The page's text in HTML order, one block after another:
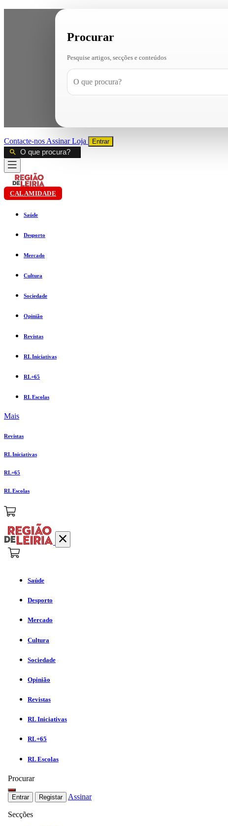
Procurar
Pesquise artigos, secções e conteúdos
Contacte-nos AssinarLoja Entrar
CALAMIDADE
Saúde
Desporto
Mercado
Cultura
Sociedade
Opinião
Revistas
RL Iniciativas
RL+65
RL Escolas
Mais
Revistas
RL Iniciativas
RL+65
RL Escolas
Saúde
Desporto
Mercado
Cultura
Sociedade
Opinião
Revistas
RL Iniciativas
RL+65
RL Escolas
Procurar
Entrar Registar Assinar
Secções